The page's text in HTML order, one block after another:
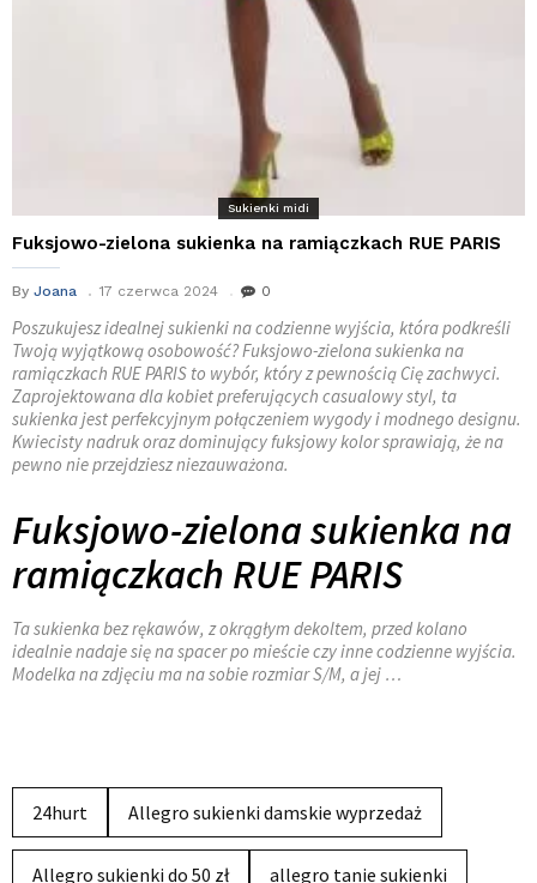
Sukienki midi
Fuksjowo-zielona sukienka na ramiączkach RUE PARIS
By Joana 17 czerwca 2024 0
Poszukujesz idealnej sukienki na codzienne wyjścia, która podkreśli
Twoją wyjątkową osobowość? Fuksjowo-zielona sukienka na
ramiączkach RUE PARIS to wybór, który z pewnością Cię zachwyci.
Zaprojektowana dla kobiet preferujących casualowy styl, ta
sukienka jest perfekcyjnym połączeniem wygody i modnego designu.
Kwiecisty nadruk oraz dominujący fuksjowy kolor sprawiają, że na
pewno nie przejdziesz niezauważona.
Fuksjowo-zielona sukienka na
ramiączkach RUE PARIS
Ta sukienka bez rękawów, z okrągłym dekoltem, przed kolano
idealnie nadaje się na spacer po mieście czy inne codzienne wyjścia.
Modelka na zdjęciu ma na sobie rozmiar S/M, a jej …
24hurt Allegro sukienki damskie wyprzedaż
Allegro sukienki do 50 zł allegro tanie sukienki